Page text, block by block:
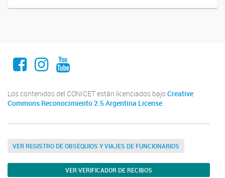
Facebook
Instagram
Youtube
Los contenidos del CONICET están licenciados bajo Creative
Commons Reconocimiento 2.5 Argentina License
VER REGISTRO DE OBSEQUIOS Y VIAJES DE FUNCIONARIOS
VER VERIFICADOR DE RECIBOS